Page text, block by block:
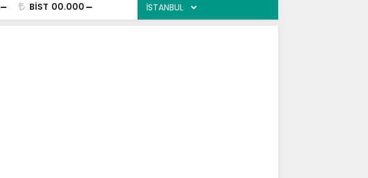
BİST 00.000